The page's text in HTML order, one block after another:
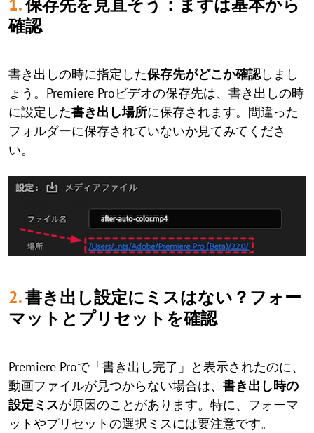
1.保存先を見直そう：まずは基本から
確認
書き出しの時に指定した保存先がどこか確認しまし
ょう。Premiere Proビデオの保存先は、書き出しの時
に設定した書き出し場所に保存されます。間違った
フォルダーに保存されていないか見てみてくださ
い。
2.書き出し設定にミスはない？フォー
マットとプリセットを確認
Premiere Proで「書き出し完了」と表示されたのに、
動画ファイルが見つからない場合は、 書き出し時の
設定ミスが原因のことがあります。特に、フォーマ
ットやプリセットの選択ミスには要注意です。